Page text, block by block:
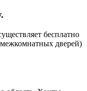
бесплатно
дверей)